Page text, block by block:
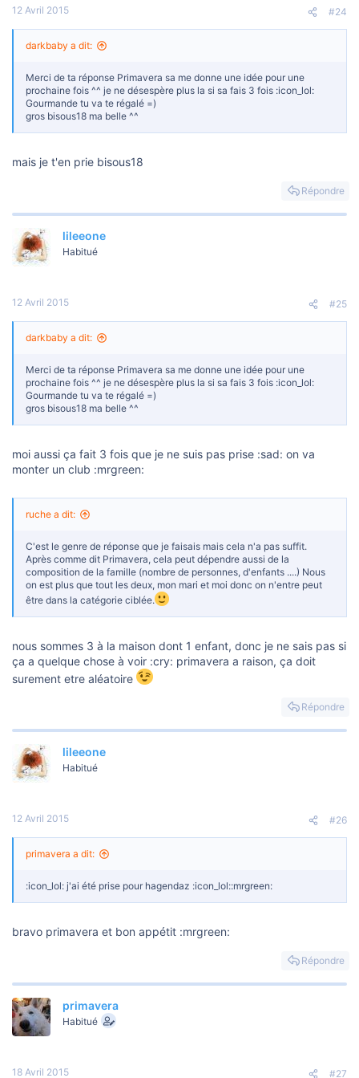
12 Avril 2015 #24
darkbaby a dit:
Merci de ta réponse Primavera sa me donne une idée pour une
prochaine fois ^^ je ne désespère plus la si sa fais 3 fois :icon_lol:
Gourmande tu va te régalé =)
gros bisous18 ma belle ^^
mais je t'en prie bisous18
Répondre
lileeone
Habitué
12 Avril 2015 #25
darkbaby a dit:
Merci de ta réponse Primavera sa me donne une idée pour une
prochaine fois ^^ je ne désespère plus la si sa fais 3 fois :icon_lol:
Gourmande tu va te régalé =)
gros bisous18 ma belle ^^
moi aussi ça fait 3 fois que je ne suis pas prise :sad: on va
monter un club :mrgreen:
ruche a dit:
C'est le genre de réponse que je faisais mais cela n'a pas suffit.
Après comme dit Primavera, cela peut dépendre aussi de la
composition de la famille (nombre de personnes, d'enfants ....) Nous
on est plus que tout les deux, mon mari et moi donc on n'entre peut
être dans la catégorie ciblée.
nous sommes 3 à la maison dont 1 enfant, donc je ne sais pas si
ça a quelque chose à voir :cry: primavera a raison, ça doit
surement etre aléatoire
Répondre
lileeone
Habitué
12 Avril 2015 #26
primavera a dit:
:icon_lol: j'ai été prise pour hagendaz :icon_lol::mrgreen:
bravo primavera et bon appétit :mrgreen:
Répondre
primavera
Habitué
18 Avril 2015 #27